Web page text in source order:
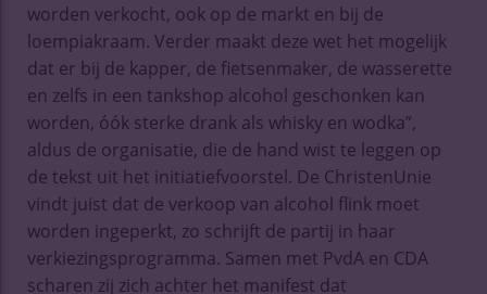
worden verkocht, ook op de markt en bij de
loempiakraam. Verder maakt deze wet het mogelijk
dat er bij de kapper, de fietsenmaker, de wasserette
en zelfs in een tankshop alcohol geschonken kan
worden, óók sterke drank als whisky en wodka”,
aldus de organisatie, die de hand wist te leggen op
de tekst uit het initiatiefvoorstel. De ChristenUnie
vindt juist dat de verkoop van alcohol flink moet
worden ingeperkt, zo schrijft de partij in haar
verkiezingsprogramma. Samen met PvdA en CDA
scharen zij zich achter het manifest dat